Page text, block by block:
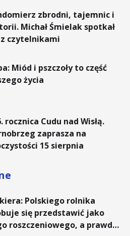
zbrodni, tajemnic i
Michał Śmielak spotkał
z czytelnikami
Miód i pszczoły to część
życia
rocznica Cudu nad Wisłą.
zaprasza na
15 sierpnia
Polskiego rolnika
się przedstawić jako
roszczeniowego, a prawda